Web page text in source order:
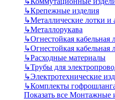
↳Крепежные изделия
↳Металлические лотки и
↳Металлорукава
↳Огнестойкая
↳Огнестойкая
↳Расходные материалы
↳Трубы для
↳Электротехнические
↳Комплекты
Показать все Монтажные